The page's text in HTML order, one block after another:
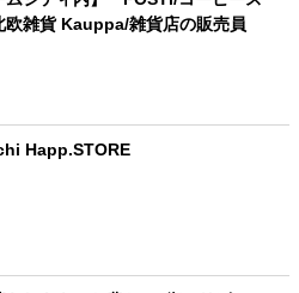
欧雑貨 Kauppa/雑貨店の販売員
Happ.STORE